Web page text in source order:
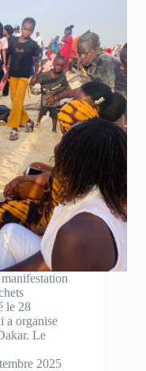
le 28
a organise
Le
2025